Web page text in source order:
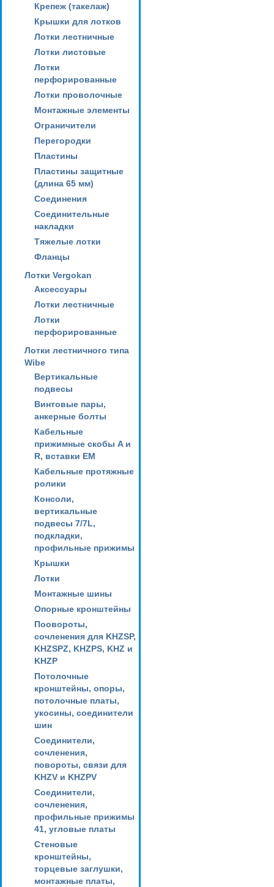
Крепеж (такелаж)
Крышки для лотков
Лотки лестничные
Лотки листовые
Лотки
перфорированные
Лотки проволочные
Монтажные элементы
Ограничители
Перегородки
Пластины
Пластины защитные
(длина 65 мм)
Соединения
Соединительные
накладки
Тяжелые лотки
Фланцы
Лотки Vergokan
Аксессуары
Лотки лестничные
Лотки
перфорированные
Лотки лестничного типа
Wibe
Вертикальные
подвесы
Винтовые пары,
анкерные болты
Кабельные
прижимные скобы A и
R, вставки EM
Кабельные протяжные
ролики
Консоли,
вертикальные
подвесы 7/7L,
подкладки,
профильные прижимы
Крышки
Лотки
Монтажные шины
Опорные кронштейны
Поовороты,
сочленения для KHZSP,
KHZSPZ, KHZPS, KHZ и
KHZP
Потолочные
кронштейны, опоры,
потолочные платы,
укосины, соединители
шин
Соединители,
сочленения,
повороты, связи для
KHZV и KHZPV
Соединители,
сочленения,
профильные прижимы
41, угловые платы
Стеновые
кронштейны,
торцевые заглушки,
монтажные платы,